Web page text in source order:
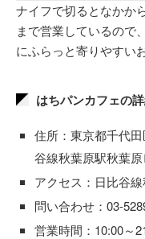
ナイフで切るとなかか
まで営業しているので
にふらっと寄りやすい
はちパンカフェの
住所：東京都千代
谷線秋葉原駅秋葉
アクセス：日比谷
問い合わせ：03-
営業時間：10:00～